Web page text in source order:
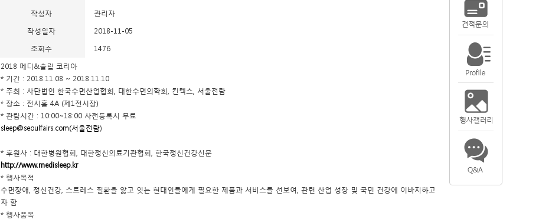
작성자 관리자
작성일자 2018-11-05
조회수 1476
2018 메디&슬립 코리아
* 기간 : 2018.11.08 ~ 2018.11.10
* 주최 : 사단법인 한국수면산업협회, 대한수면의학회, 킨텍스, 서울전람
* 장소 : 전시홀 4A (제1전시장)
* 관람시간 : 10:00~18:00 사전등록시 무료
sleep@seoulfairs.com(서울전람)
* 후원사 : 대한병원협회, 대한정신의료기관협회, 한국정신건강신문
http://www.medisleep.kr
* 행사목적
수면장애, 정신건강, 스트레스 질환을 앓고 잇는 현대인들에게 필요한 제품과 서비스를 선보여, 관련 산업 성장 및 국민 건강에 이바지하고
자 함
* 행사품목